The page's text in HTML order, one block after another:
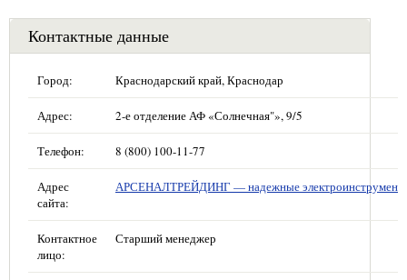
Контактные данные
Город: Краснодарский край, Краснодар
Адрес: 2-е отделение АФ «Солнечная"», 9/5
Телефон: 8 (800) 100-11-77
Адрес
сайта:
АРСЕНАЛТРЕЙДИНГ — надежные
Контактное
лицо:
Старший менеджер